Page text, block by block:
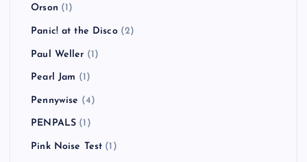
Orson (1)
Panic! at the Disco(2)
Paul Weller (1)
Pearl Jam (1)
Pennywise (4)
PENPALS (1)
Pink Noise Test (1)